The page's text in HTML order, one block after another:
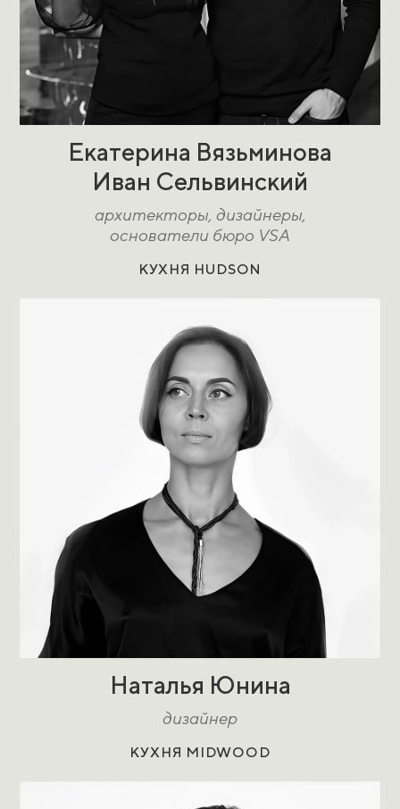
Екатерина Вязьминова
Иван Сельвинский
архитекторы, дизайнеры,
основатели бюро VSA
КУХНЯ HUDSON
Наталья Юнина
дизайнер
КУХНЯ MIDWOOD